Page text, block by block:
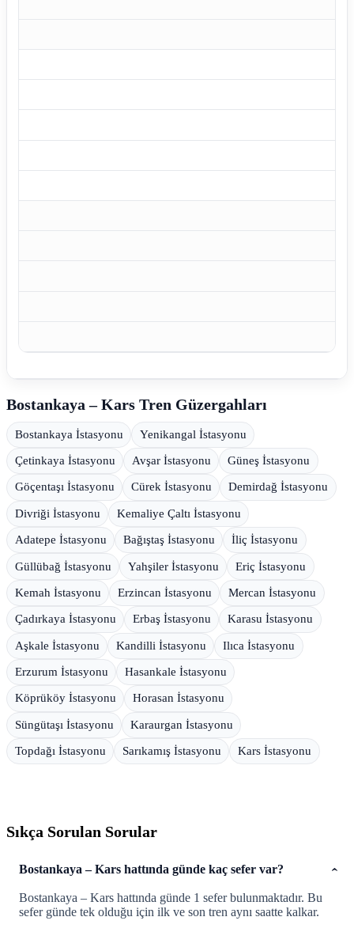
Bostankaya – Kars Tren Güzergahları
Bostankaya İstasyonu Yenikangal İstasyonu
Çetinkaya İstasyonu Avşar İstasyonu Güneş İstasyonu
Göçentaşı İstasyonu Cürek İstasyonu Demirdağ İstasyonu
Divriği İstasyonu Kemaliye Çaltı İstasyonu
Adatepe İstasyonu Bağıştaş İstasyonu İliç İstasyonu
Güllübağ İstasyonu Yahşiler İstasyonu Eriç İstasyonu
Kemah İstasyonu Erzincan İstasyonu Mercan İstasyonu
Çadırkaya İstasyonu Erbaş İstasyonu Karasu İstasyonu
Aşkale İstasyonu Kandilli İstasyonu Ilıca İstasyonu
Erzurum İstasyonu Hasankale İstasyonu
Köprüköy İstasyonu Horasan İstasyonu
Süngütaşı İstasyonu Karaurgan İstasyonu
Topdağı İstasyonu Sarıkamış İstasyonu Kars İstasyonu
Sıkça Sorulan Sorular
Bostankaya – Kars hattında günde kaç sefer var?
Bostankaya – Kars hattında günde 1 sefer bulunmaktadır. Bu
sefer günde tek olduğu için ilk ve son tren aynı saatte kalkar.